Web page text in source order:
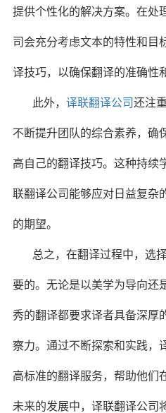
提供个性化的解决方案。在处
司会充分考虑文本的特性和目
译技巧，以确保翻译的准确性
此外， 译联翻译公司还注
不断提升团队的综合素养，确
高自己的翻译技巧。这种持续
联翻译公司能够应对日益复杂
的期望。
总之，在翻译过程中，选
要的。无论是以美学为导向还
秀的翻译都要求译者具备深厚
察力。通过不断探索和实践，
高标准的翻译服务，帮助他们
未来的发展中，译联翻译公司